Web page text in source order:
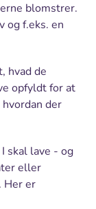
blomstrer.
og f.eks. en
hvad de
opfyldt for at
der
skal lave - og
eller
Her er